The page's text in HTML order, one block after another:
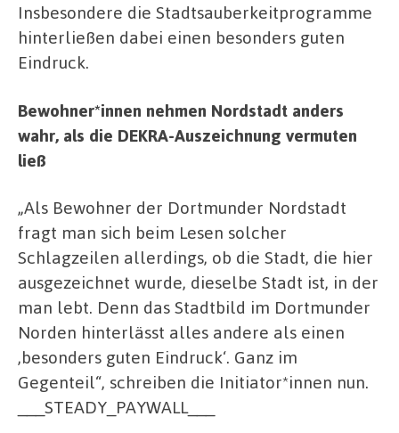
Insbesondere die Stadtsauberkeitprogramme
hinterließen dabei einen besonders guten
Eindruck.
Bewohner*innen nehmen Nordstadt anders
wahr, als die DEKRA-Auszeichnung vermuten
ließ
„Als Bewohner der Dortmunder Nordstadt
fragt man sich beim Lesen solcher
Schlagzeilen allerdings, ob die Stadt, die hier
ausgezeichnet wurde, dieselbe Stadt ist, in der
man lebt. Denn das Stadtbild im Dortmunder
Norden hinterlässt alles andere als einen
,besonders guten Eindruck‘. Ganz im
Gegenteil“, schreiben die Initiator*innen nun.
___STEADY_PAYWALL___